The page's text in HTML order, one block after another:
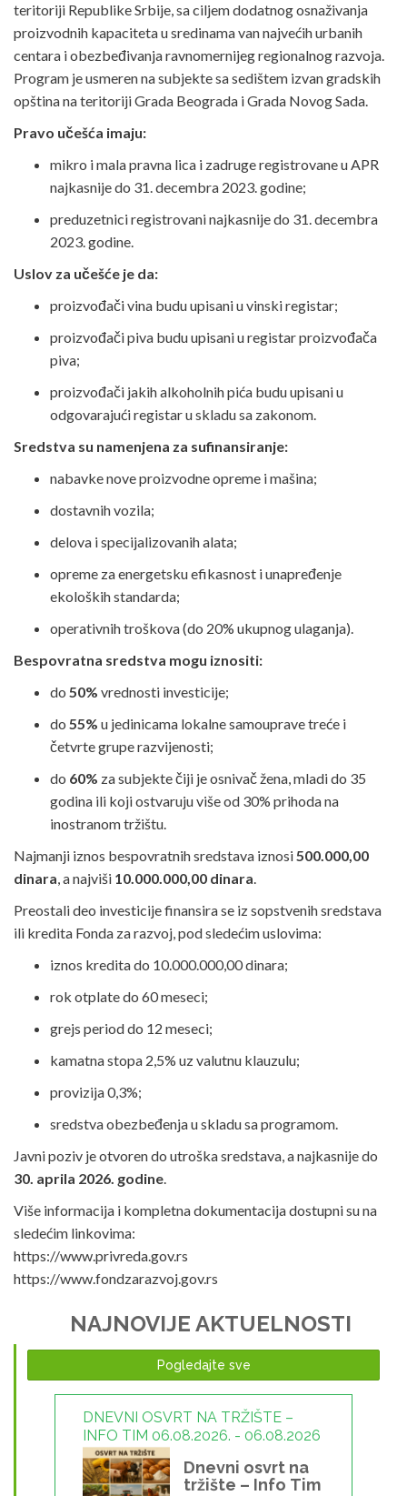
teritoriji Republike Srbije, sa ciljem dodatnog osnaživanja
proizvodnih kapaciteta u sredinama van najvećih urbanih
centara i obezbeđivanja ravnomernijeg regionalnog razvoja.
Program je usmeren na subjekte sa sedištem izvan gradskih
opština na teritoriji Grada Beograda i Grada Novog Sada.
Pravo učešća imaju:
mikro i mala pravna lica i zadruge registrovane u APR
najkasnije do 31. decembra 2023. godine;
preduzetnici registrovani najkasnije do 31. decembra
2023. godine.
Uslov za učešće je da:
proizvođači vina budu upisani u vinski registar;
proizvođači piva budu upisani u registar proizvođača
piva;
proizvođači jakih alkoholnih pića budu upisani u
odgovarajući registar u skladu sa zakonom.
Sredstva su namenjena za sufinansiranje:
nabavke nove proizvodne opreme i mašina;
dostavnih vozila;
delova i specijalizovanih alata;
opreme za energetsku efikasnost i unapređenje
ekoloških standarda;
operativnih troškova (do 20% ukupnog ulaganja).
Bespovratna sredstva mogu iznositi:
do 50% vrednosti investicije;
do 55% u jedinicama lokalne samouprave treće i
četvrte grupe razvijenosti;
do 60% za subjekte čiji je osnivač žena, mladi do 35
godina ili koji ostvaruju više od 30% prihoda na
inostranom tržištu.
Najmanji iznos bespovratnih sredstava iznosi500.000,00
dinara, a najviši 10.000.000,00 dinara.
Preostali deo investicije finansira se iz sopstvenih sredstava
ili kredita Fonda za razvoj, pod sledećim uslovima:
iznos kredita do 10.000.000,00 dinara;
rok otplate do 60 meseci;
grejs period do 12 meseci;
kamatna stopa 2,5% uz valutnu klauzulu;
provizija 0,3%;
sredstva obezbeđenja u skladu sa programom.
Javni poziv je otvoren do utroška sredstava, a najkasnije do
30. aprila 2026. godine.
Više informacija i kompletna dokumentacija dostupni su na
sledećim linkovima:
https://www.privreda.gov.rs
https://www.fondzarazvoj.gov.rs
NAJNOVIJE AKTUELNOSTI
Pogledajte sve
DNEVNI OSVRT NA TRŽIŠTE –
INFO TIM 06.08.2026. - 06.08.2026
Dnevni osvrt na
tržište – Info Tim